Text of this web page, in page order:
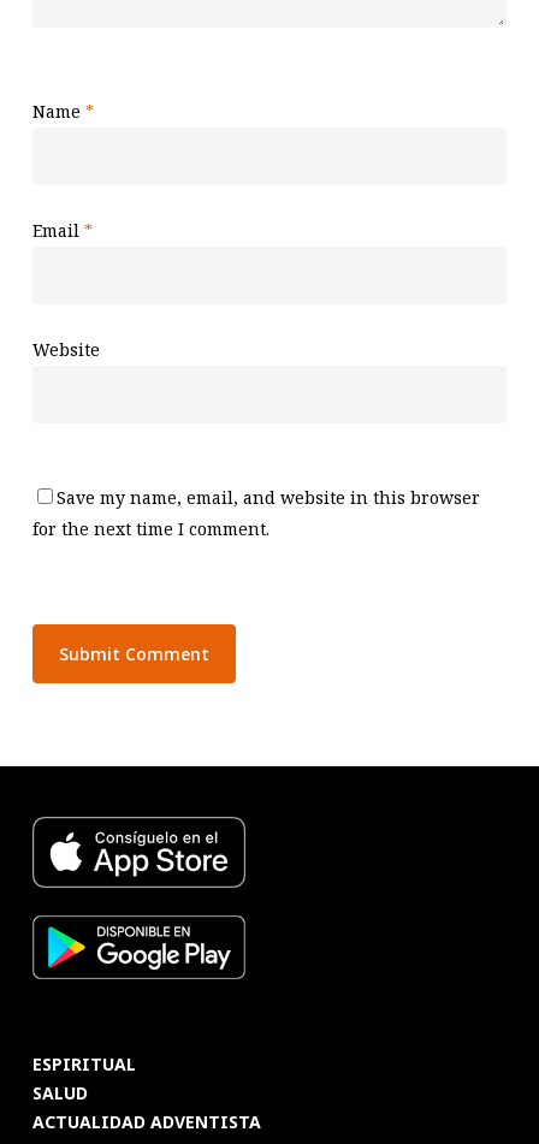
Name *
Email *
Website
Save my name, email, and website in this browser
for the next time I comment.
ESPIRITUAL
SALUD
ACTUALIDAD ADVENTISTA